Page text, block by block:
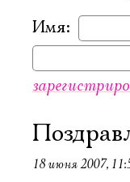
Имя:
18 июня 2007,